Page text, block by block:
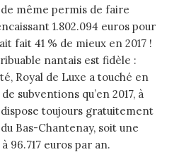
même permis de faire
1.802.094 euros pour
fait 41 % de mieux en 2017 !
nantais est fidèle :
Royal de Luxe a touché en
subventions qu’en 2017, à
dispose toujours gratuitement
Bas-Chantenay, soit une
96.717 euros par an.